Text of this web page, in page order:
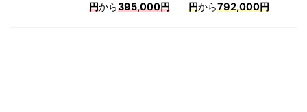
円から395,000円
円から792,000円